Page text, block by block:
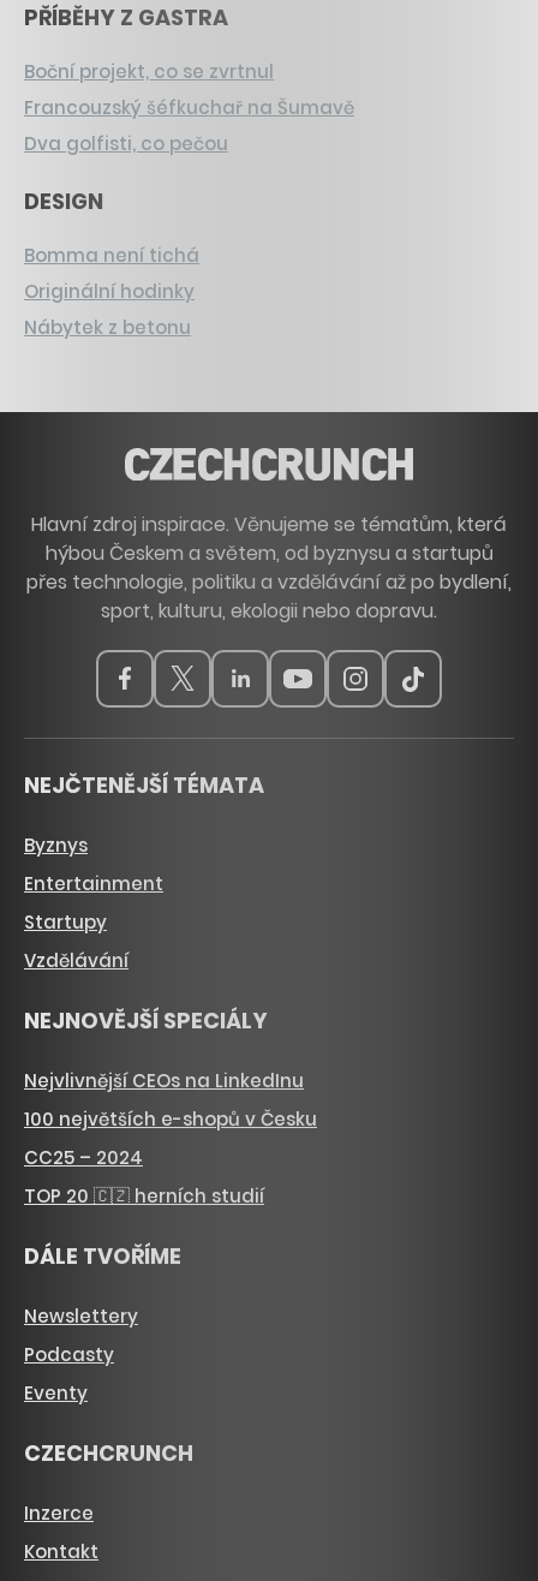
PŘÍBĚHY Z GASTRA
Boční projekt, co se zvrtnul
Francouzský šéfkuchař na Šumavě
Dva golfisti, co pečou
DESIGN
Bomma není tichá
Originální hodinky
Nábytek z betonu
Hlavní zdroj inspirace. Věnujeme se tématům, která
hýbou Českem a světem, od byznysu a startupů
přes technologie, politiku a vzdělávání až po bydlení,
sport, kulturu, ekologii nebo dopravu.
NEJČTENĚJŠÍ TÉMATA
Byznys
Entertainment
Startupy
Vzdělávání
NEJNOVĚJŠÍ SPECIÁLY
Nejvlivnější CEOs na LinkedInu
100 největších e-shopů v Česku
CC25 – 2024
TOP 20 🇨🇿 herních studií
DÁLE TVOŘÍME
Newslettery
Podcasty
Eventy
CZECHCRUNCH
Inzerce
Kontakt